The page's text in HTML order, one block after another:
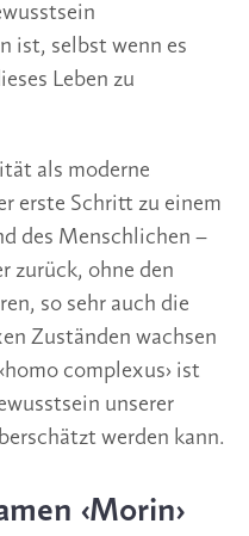
ist, selbst wenn es
Leben zu
als moderne
erste Schritt zu einem
des Menschlichen –
zurück, ohne den
so sehr auch die
Zuständen wachsen
complexus› ist
unserer
werden kann.
‹Morin›